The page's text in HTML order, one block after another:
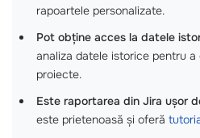
rapoartele personalizate.
Pot obține acces la datele
analiza datele istorice pentru
proiecte.
Este raportarea din Jira ușor
este prietenoasă și oferă